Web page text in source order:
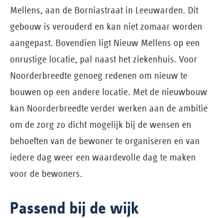
Mellens, aan de Borniastraat in Leeuwarden. Dit
gebouw is verouderd en kan niet zomaar worden
aangepast. Bovendien ligt Nieuw Mellens op een
onrustige locatie, pal naast het ziekenhuis. Voor
Noorderbreedte genoeg redenen om nieuw te
bouwen op een andere locatie. Met de nieuwbouw
kan Noorderbreedte verder werken aan de ambitie
om de zorg zo dicht mogelijk bij de wensen en
behoeften van de bewoner te organiseren en van
iedere dag weer een waardevolle dag te maken
voor de bewoners.
Passend bij de wijk